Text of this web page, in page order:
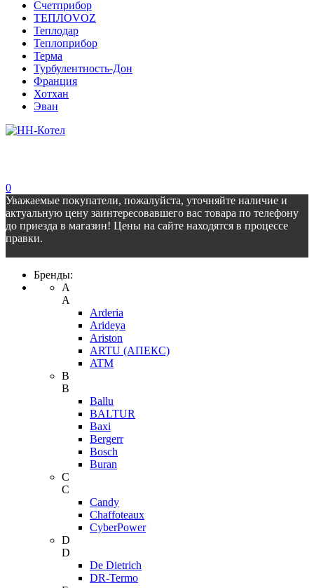
Счетприбор
ТЕПЛОVOZ
Теплодар
Теплоприбор
Терма
Турбулентность-Дон
Франция
Хотхан
Эван
0
Уважаемые покупатели, пожалуйста, уточняйте наличие и
актуальную цену заинтересовавшего вас товара по телефону
до приезда в магазин! Цены на сайте находятся в процессе
правки.
Бренды:
A
A
Arderia
Arideya
Ariston
ARTU (АПЕКС)
ATM
B
B
Ballu
BALTUR
Baxi
Bergerr
Bosch
Buran
C
C
Candy
Chaffoteaux
CyberPower
D
D
De Dietrich
DR-Termo